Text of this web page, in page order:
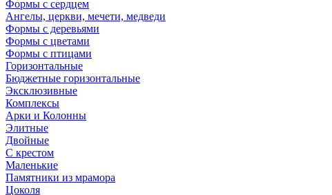
Формы с сердцем
Ангелы, церкви, мечети, медведи
Формы с деревьями
Формы с цветами
Формы с птицами
Горизонтальные
Бюджетные горизонтальные
Эксклюзивные
Комплексы
Арки и Колонны
Элитные
Двойные
С крестом
Маленькие
Памятники из мрамора
Цоколя